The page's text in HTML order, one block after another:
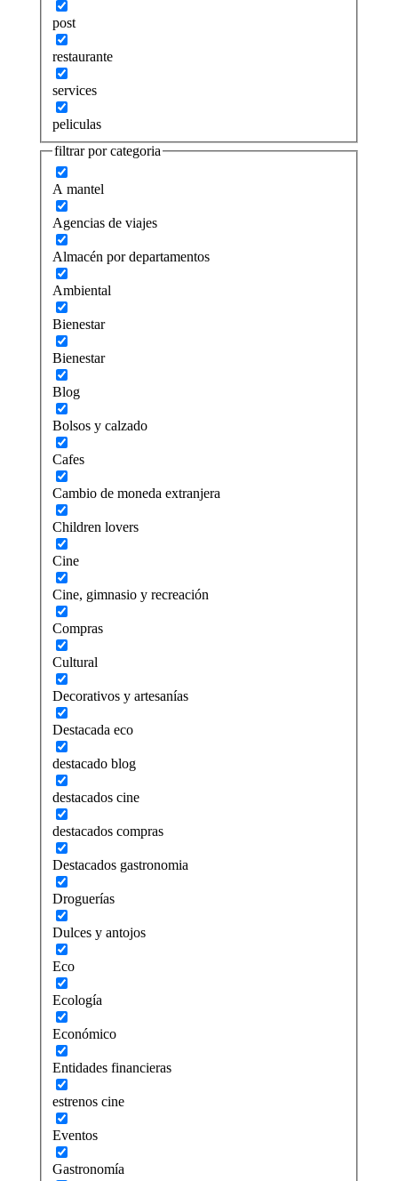
post
restaurante
services
peliculas
filtrar por categoria
A mantel
Agencias de viajes
Almacén por departamentos
Ambiental
Bienestar
Bienestar
Blog
Bolsos y calzado
Cafes
Cambio de moneda extranjera
Children lovers
Cine
Cine, gimnasio y recreación
Compras
Cultural
Decorativos y artesanías
Destacada eco
destacado blog
destacados cine
destacados compras
Destacados gastronomia
Droguerías
Dulces y antojos
Eco
Ecología
Económico
Entidades financieras
estrenos cine
Eventos
Gastronomía